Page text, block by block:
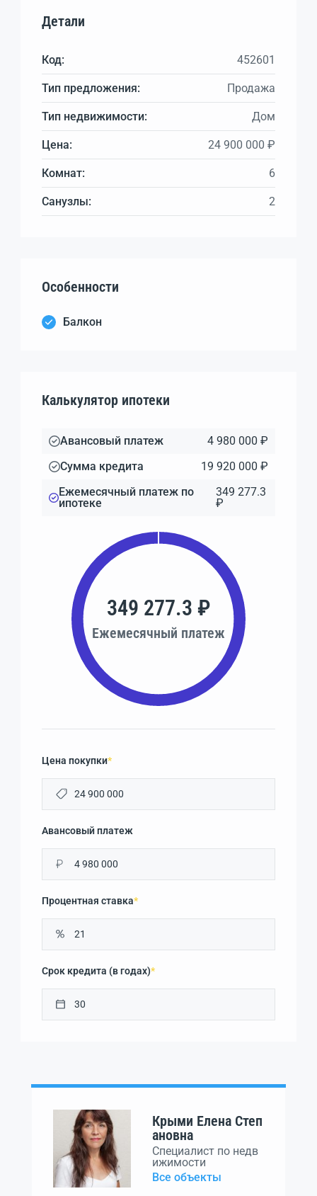
Детали
Код: 452601
Тип предложения: Продажа
Тип недвижимости: Дом
Цена: 24 900 000 ₽
Комнат: 6
Санузлы: 2
Особенности
Балкон
Калькулятор ипотеки
Авансовый платеж
4 980 000 ₽
Сумма кредита
19 920 000 ₽
Ежемесячный платеж по
ипотеке
349 277.3
₽
349 277.3 ₽
Ежемесячный платеж
Цена покупки*
Авансовый платеж
₽
Процентная ставка*
Срок кредита (в годах)*
Крыми Елена Степ
ановна
Специалист по недв
ижимости
Все объекты